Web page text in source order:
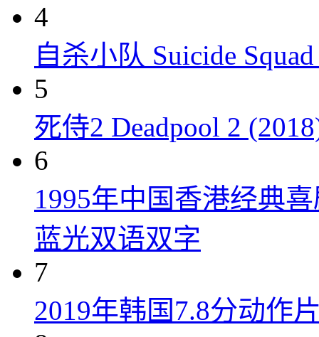
4
自杀小队 Suicide
5
死侍2 Deadpool 2
6
1995年中国香港经典
蓝光双语双字
7
2019年韩国7.8分动作